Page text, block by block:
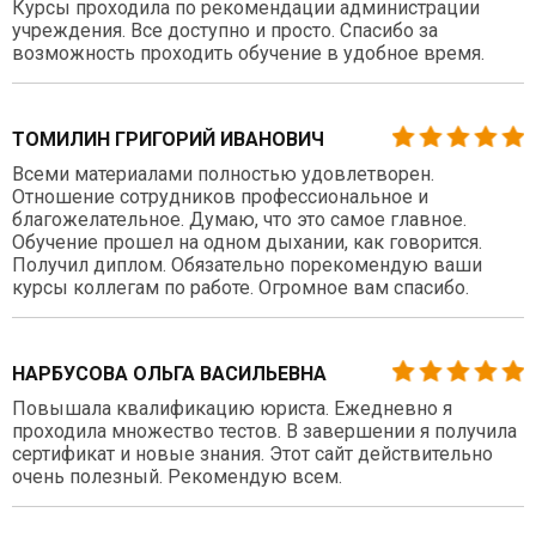
Курсы проходила по рекомендации администрации
учреждения. Все доступно и просто. Спасибо за
возможность проходить обучение в удобное время.
ТОМИЛИН ГРИГОРИЙ ИВАНОВИЧ
Всеми материалами полностью удовлетворен.
Отношение сотрудников профессиональное и
благожелательное. Думаю, что это самое главное.
Обучение прошел на одном дыхании, как говорится.
Получил диплом. Обязательно порекомендую ваши
курсы коллегам по работе. Огромное вам спасибо.
НАРБУСОВА ОЛЬГА ВАСИЛЬЕВНА
Повышала квалификацию юриста. Ежедневно я
проходила множество тестов. В завершении я получила
сертификат и новые знания. Этот сайт действительно
очень полезный. Рекомендую всем.